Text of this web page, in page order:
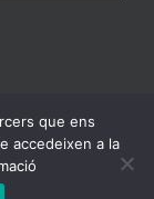
Reserved |
que ens
accedeixen a la